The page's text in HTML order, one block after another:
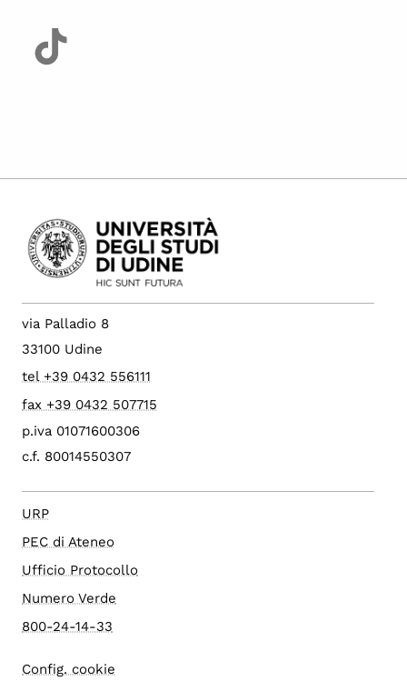
via Palladio 8
33100 Udine
tel +39 0432 556111
fax +39 0432 507715
p.iva 01071600306
c.f. 80014550307
URP
PEC di Ateneo
Ufficio Protocollo
Numero Verde
800-24-14-33
Config. cookie